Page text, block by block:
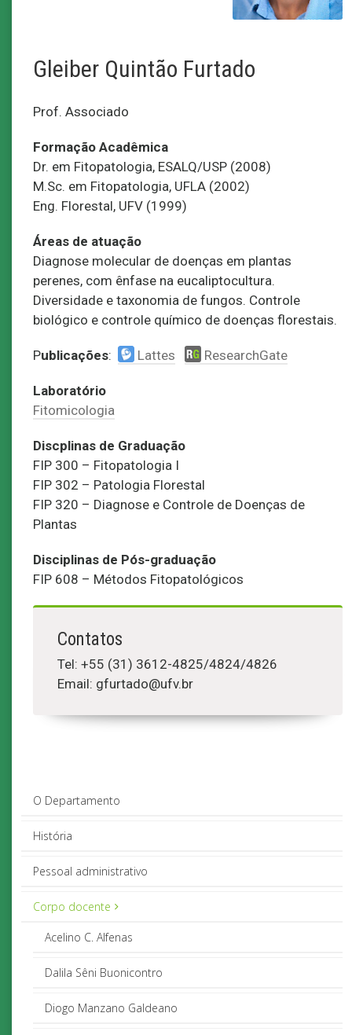
Gleiber Quintão Furtado
Prof. Associado
Formação Acadêmica
Dr. em Fitopatologia, ESALQ/USP (2008)
M.Sc. em Fitopatologia, UFLA (2002)
Eng. Florestal, UFV (1999)
Áreas de atuação
Diagnose molecular de doenças em plantas
perenes, com ênfase na eucaliptocultura.
Diversidade e taxonomia de fungos. Controle
biológico e controle químico de doenças florestais.
Publicações: Lattes ResearchGate
Laboratório
Fitomicologia
Discplinas de Graduação
FIP 300 – Fitopatologia I
FIP 302 – Patologia Florestal
FIP 320 – Diagnose e Controle de Doenças de
Plantas
Disciplinas de Pós-graduação
FIP 608 – Métodos Fitopatológicos
Contatos
Tel: +55 (31) 3612-4825/4824/4826
Email: gfurtado@ufv.br
O Departamento
História
Pessoal administrativo
Corpo docente
Acelino C. Alfenas
Dalila Sêni Buonicontro
Diogo Manzano Galdeano